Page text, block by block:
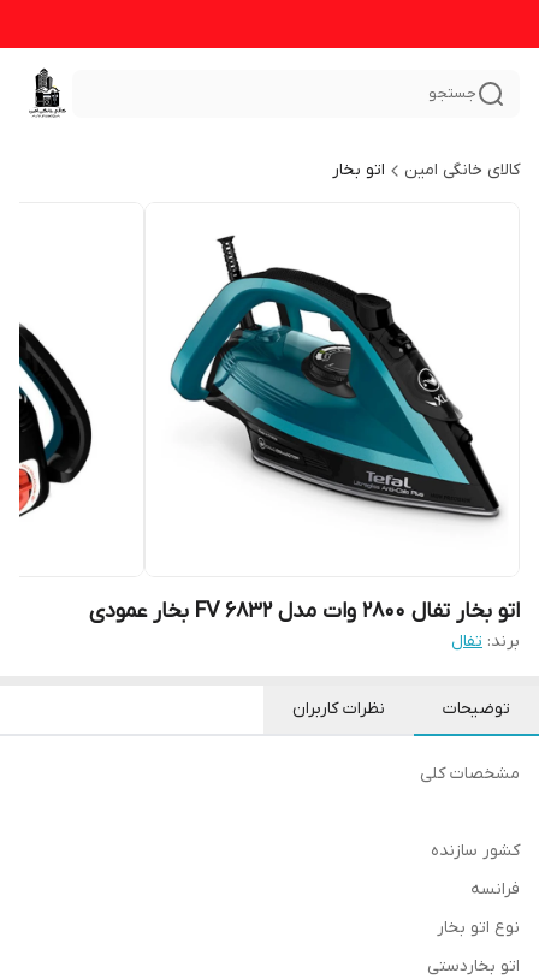
جستجو
کالای خانگی امین اتو بخار
اتو بخار تفال 2800 وات مدل FV 6832 بخار عمودی
برند: تفال
توضیحات نظرات کاربران
مشخصات کلی
کشور سازنده
فرانسه
نوع اتو بخار
اتو بخاردستی